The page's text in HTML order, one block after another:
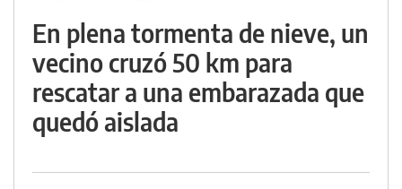
En plena tormenta de nieve, un
vecino cruzó 50 km para
rescatar a una embarazada que
quedó aislada